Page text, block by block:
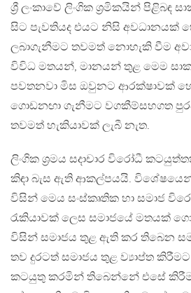
ශ්‍රී ලංකාවේ ලිංගික ශ්‍රමිකයින් පිළිබඳ
සිට පැවතියද එයට නිසි අවධානයක්
ලබාගැනීමට තවමත් නොහැකි වීම
විවිධ මතයන්, මානයන් තුළ මෙම
පවතනවා මිස ඔවුනට ආරක්ෂාවක්
ගොඩනඟා ගැනීමට වගකීම්සහගත
තවමත් හැකියාවක් ලැබී නැත.
ලිංගික ශ්‍රමය සදාචාර විරෝධී
කිඳා බැස ඇති ආකල්පයයි.
විසින් මෙය සංස්කෘතික හා සමාජ
රැකියාවක් ලෙස සමාජයේ මතයක්
විසින් සමාජය තුළ ඇති කර තිබෙන
තව දුරටත් සමාජය තුළ ව්‍යාප්ත
කටයුතු කරමින් තිබෙන්නේ එසේ